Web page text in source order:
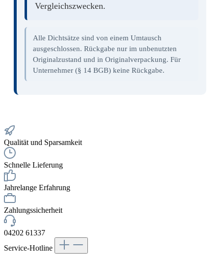
Vergleichszwecken.
Alle Dichtsätze sind von einem Umtausch
ausgeschlossen. Rückgabe nur im unbenutzten
Originalzustand und in Originalverpackung. Für
Unternehmer (§ 14 BGB) keine Rückgabe.
Qualität und Sparsamkeit
Schnelle Lieferung
Jahrelange Erfahrung
Zahlungssicherheit
04202 61337
Service-Hotline